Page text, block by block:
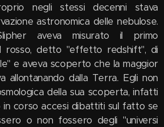
negli stessi decenni stava
astronomica delle nebulose.
aveva misurato il primo
rosso, detto "effetto redshift", di
e aveva scoperto che la maggior
allontanando dalla Terra. Egli non
della sua scoperta, infatti
corso accesi dibattiti sul fatto se
o non fossero degli "universi